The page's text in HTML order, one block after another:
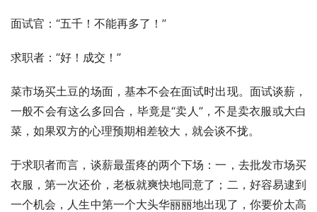
面试官：“五千！不能再多了！”
求职者：“好！成交！”
菜市场买土豆的场面，基本不会在面试时出现。面试谈薪，
一般不会有这么多回合，毕竟是“卖人”，不是卖衣服或大白
菜，如果双方的心理预期相差较大，就会谈不拢。
于求职者而言，谈薪最蛋疼的两个下场：一，去批发市场买
衣服，第一次还价，老板就爽快地同意了；二，好容易逮到
一个机会，人生中第一个大头华丽丽地出现了，你要价太高